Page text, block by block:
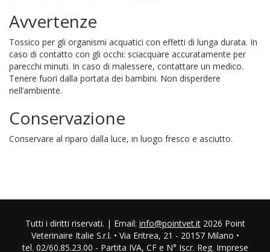
Avvertenze
Tossico per gli organismi acquatici con effetti di lunga durata. In
caso di contatto con gli occhi: sciacquare accuratamente per
parecchi minuti. In caso di malessere, contattare un medico.
Tenere fuori dalla portata dei bambini. Non disperdere
nell’ambiente.
Conservazione
Conservare al riparo dalla luce, in luogo fresco e asciutto.
Tutti i diritti riservati. | Email: info@pointvet.it2026 Point
Veterinaire Italie S.r.l. • Via Eritrea, 21 - 20157 Milano •
tel. 02/60.85.23.00 - Partita IVA, CF e N° Iscr. Reg. Imprese